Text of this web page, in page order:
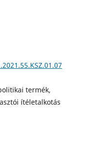
termék,
ítéletalkotás